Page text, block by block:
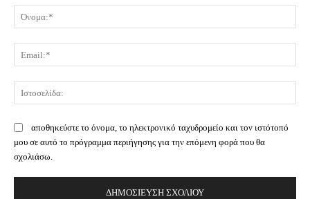
αποθηκεύστε το όνομα, το ηλεκτρονικό ταχυδρομείο και τον ιστότοπό
μου σε αυτό το πρόγραμμα περιήγησης για την επόμενη φορά που θα
σχολιάσω.